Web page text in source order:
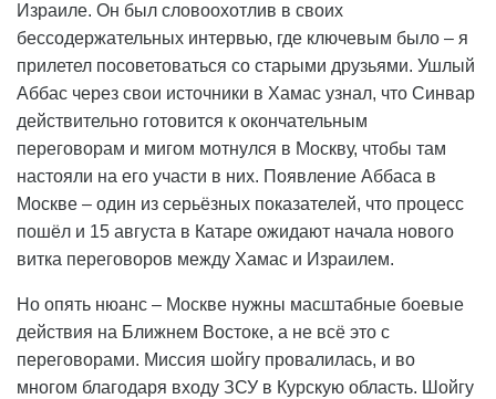
Израиле. Он был словоохотлив в своих
бессодержательных интервью, где ключевым было – я
прилетел посоветоваться со старыми друзьями. Ушлый
Аббас через свои источники в Хамас узнал, что Синвар
действительно готовится к окончательным
переговорам и мигом мотнулся в Москву, чтобы там
настояли на его участи в них. Появление Аббаса в
Москве – один из серьёзных показателей, что процесс
пошёл и 15 августа в Катаре ожидают начала нового
витка переговоров между Хамас и Израилем.
Но опять нюанс – Москве нужны масштабные боевые
действия на Ближнем Востоке, а не всё это с
переговорами. Миссия шойгу провалилась, и во
многом благодаря входу ЗСУ в Курскую область. Шойгу